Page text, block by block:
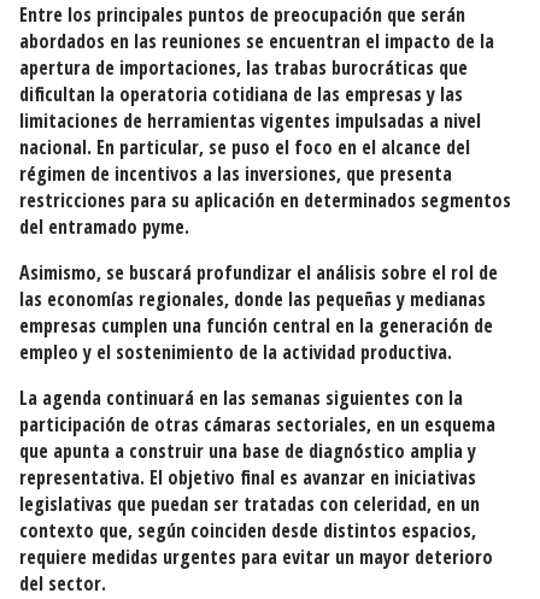
Entre los principales puntos de preocupación que serán
abordados en las reuniones se encuentran el impacto de la
apertura de importaciones, las trabas burocráticas que
dificultan la operatoria cotidiana de las empresas y las
limitaciones de herramientas vigentes impulsadas a nivel
nacional. En particular, se puso el foco en el alcance del
régimen de incentivos a las inversiones, que presenta
restricciones para su aplicación en determinados segmentos
del entramado pyme.
Asimismo, se buscará profundizar el análisis sobre el rol de
las economías regionales, donde las pequeñas y medianas
empresas cumplen una función central en la generación de
empleo y el sostenimiento de la actividad productiva.
La agenda continuará en las semanas siguientes con la
participación de otras cámaras sectoriales, en un esquema
que apunta a construir una base de diagnóstico amplia y
representativa. El objetivo final es avanzar en iniciativas
legislativas que puedan ser tratadas con celeridad, en un
contexto que, según coinciden desde distintos espacios,
requiere medidas urgentes para evitar un mayor deterioro
del sector.